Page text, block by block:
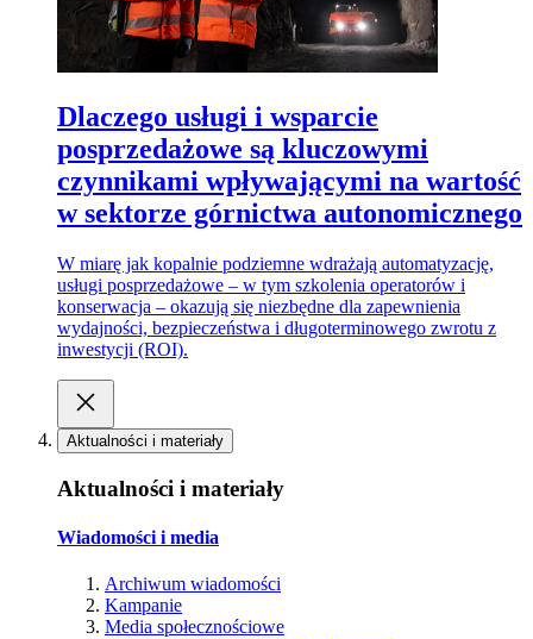
Dlaczego usługi i wsparcie
posprzedażowe są kluczowymi
czynnikami wpływającymi na wartość
w sektorze górnictwa autonomicznego
W miarę jak kopalnie podziemne wdrażają automatyzację,
usługi posprzedażowe – w tym szkolenia operatorów i
konserwacja – okazują się niezbędne dla zapewnienia
wydajności, bezpieczeństwa i długoterminowego zwrotu z
inwestycji (ROI).
Aktualności i materiały
Aktualności i materiały
Wiadomości i media
Archiwum wiadomości
Kampanie
Media społecznościowe